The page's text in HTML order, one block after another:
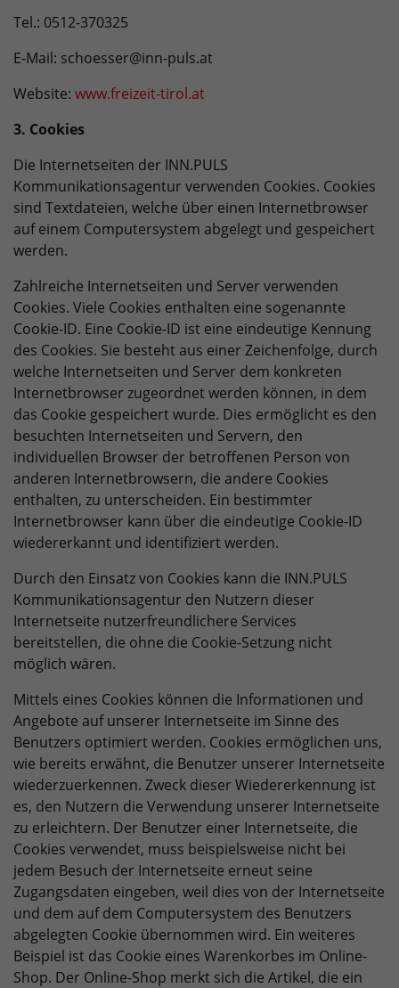
Tel.: 0512-370325
E-Mail: schoesser@inn-puls.at
Website: www.freizeit-tirol.at
3. Cookies
Die Internetseiten der INN.PULS
Kommunikationsagentur verwenden Cookies. Cookies
sind Textdateien, welche über einen Internetbrowser
auf einem Computersystem abgelegt und gespeichert
werden.
Zahlreiche Internetseiten und Server verwenden
Cookies. Viele Cookies enthalten eine sogenannte
Cookie-ID. Eine Cookie-ID ist eine eindeutige Kennung
des Cookies. Sie besteht aus einer Zeichenfolge, durch
welche Internetseiten und Server dem konkreten
Internetbrowser zugeordnet werden können, in dem
das Cookie gespeichert wurde. Dies ermöglicht es den
besuchten Internetseiten und Servern, den
individuellen Browser der betroffenen Person von
anderen Internetbrowsern, die andere Cookies
enthalten, zu unterscheiden. Ein bestimmter
Internetbrowser kann über die eindeutige Cookie-ID
wiedererkannt und identifiziert werden.
Durch den Einsatz von Cookies kann die INN.PULS
Kommunikationsagentur den Nutzern dieser
Internetseite nutzerfreundlichere Services
bereitstellen, die ohne die Cookie-Setzung nicht
möglich wären.
Mittels eines Cookies können die Informationen und
Angebote auf unserer Internetseite im Sinne des
Benutzers optimiert werden. Cookies ermöglichen uns,
wie bereits erwähnt, die Benutzer unserer Internetseite
wiederzuerkennen. Zweck dieser Wiedererkennung ist
es, den Nutzern die Verwendung unserer Internetseite
zu erleichtern. Der Benutzer einer Internetseite, die
Cookies verwendet, muss beispielsweise nicht bei
jedem Besuch der Internetseite erneut seine
Zugangsdaten eingeben, weil dies von der Internetseite
und dem auf dem Computersystem des Benutzers
abgelegten Cookie übernommen wird. Ein weiteres
Beispiel ist das Cookie eines Warenkorbes im Online-
Shop. Der Online-Shop merkt sich die Artikel, die ein